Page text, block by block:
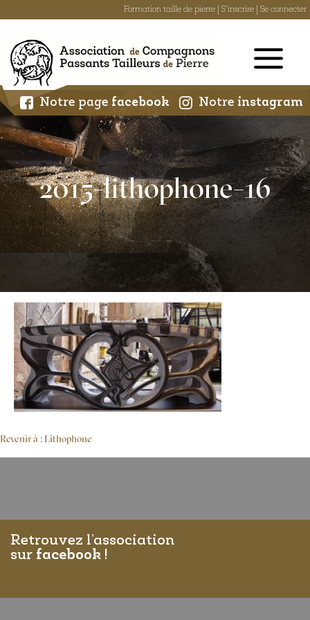
Formation taille de pierre S'inscrire Se connecter
content
Notre page facebook Notre instagram
2015-lithophone-16
Revenir à : Lithophone
Retrouvez l’association
sur facebook !